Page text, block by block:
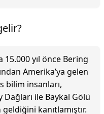
15.000 yıl önce Bering
Amerika’ya gelen
bilim insanları,
Dağları ile Baykal Gölü
kanıtlamıştır.